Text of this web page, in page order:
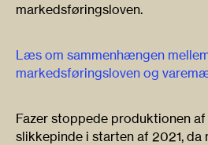
markedsføringsloven.
Læs om sammenhængen
markedsføringsloven og
Fazer stoppede produktionen
slikkepinde i starten af 2021, da